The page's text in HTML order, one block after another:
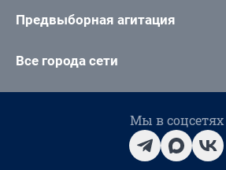
Предвыборная агитация
Все города сети
Мы в соцсетях